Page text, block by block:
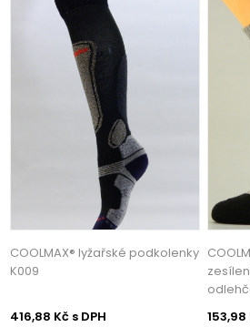
COOLMAX® lyžařské podkolenky
K009
416,88 Kč s DPH
153,98